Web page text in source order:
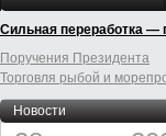
Сильная переработка —
Поручения Президента
Торговля рыбой и
Новости